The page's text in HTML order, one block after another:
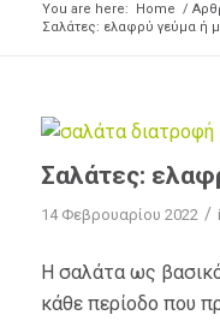
You are here: Home /
Σαλάτες: ελαφρύ γεύμα ή
Σαλάτες:
14 Φεβρουαρίου 2022 /
Η σαλάτα ως βασικό
κάθε περίοδο που